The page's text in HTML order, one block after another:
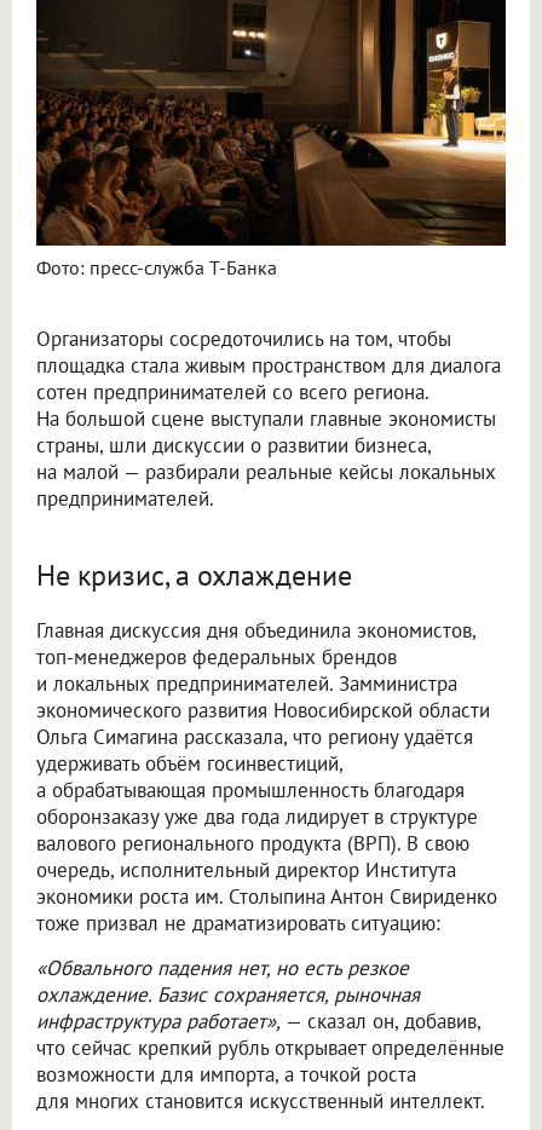
Фото: пресс-служба Т-Банка
Организаторы сосредоточились на том, чтобы
площадка стала живым пространством для диалога
сотен предпринимателей со всего региона.
На большой сцене выступали главные экономисты
страны, шли дискуссии о развитии бизнеса,
на малой — разбирали реальные кейсы локальных
предпринимателей.
Не кризис, а охлаждение
Главная дискуссия дня объединила экономистов,
топ-менеджеров федеральных брендов
и локальных предпринимателей. Замминистра
экономического развития Новосибирской области
Ольга Симагина рассказала, что региону удаётся
удерживать объём госинвестиций,
а обрабатывающая промышленность благодаря
оборонзаказу уже два года лидирует в структуре
валового регионального продукта (ВРП). В свою
очередь, исполнительный директор Института
экономики роста им. Столыпина Антон Свириденко
тоже призвал не драматизировать ситуацию:
«Обвального падения нет, но есть резкое
охлаждение. Базис сохраняется, рыночная
инфраструктура работает», — сказал он, добавив,
что сейчас крепкий рубль открывает определённые
возможности для импорта, а точкой роста
для многих становится искусственный интеллект.